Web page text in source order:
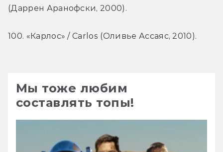
(Даррен Аранофски, 2000).
100. «Карлос» / Carlos (Оливье Ассаяс, 2010).
Мы тоже любим
составлять топы!